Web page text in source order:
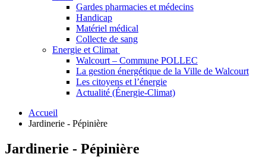
Gardes pharmacies et médecins
Handicap
Matériel médical
Collecte de sang
Energie et Climat
Walcourt – Commune POLLEC
La gestion énergétique de la Ville de Walcourt
Les citoyens et l’énergie
Actualité (Énergie-Climat)
Accueil
Jardinerie - Pépinière
Jardinerie - Pépinière